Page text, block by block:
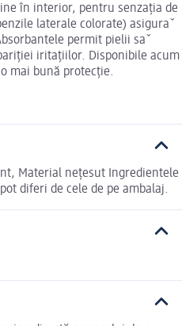
în interior, pentru senzaţia de
laterale colorate) asigurǎ
permit pielii sǎ
iritaţiilor. Disponibile acum
mai bună protecţie.
Material neţesut Ingredientele
diferi de cele de pe ambalaj.